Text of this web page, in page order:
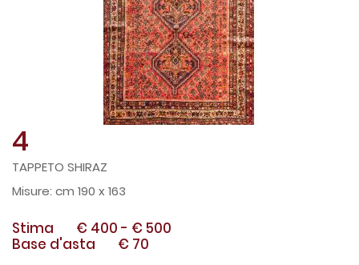
4
TAPPETO SHIRAZ
cm 190 x 163
Stima € 400 - € 500
Base d'asta
€ 70